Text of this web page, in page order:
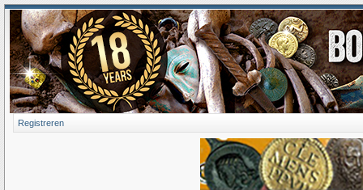
Registreren